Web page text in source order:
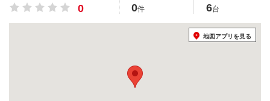
0 0件 6台
地図アプリを見る